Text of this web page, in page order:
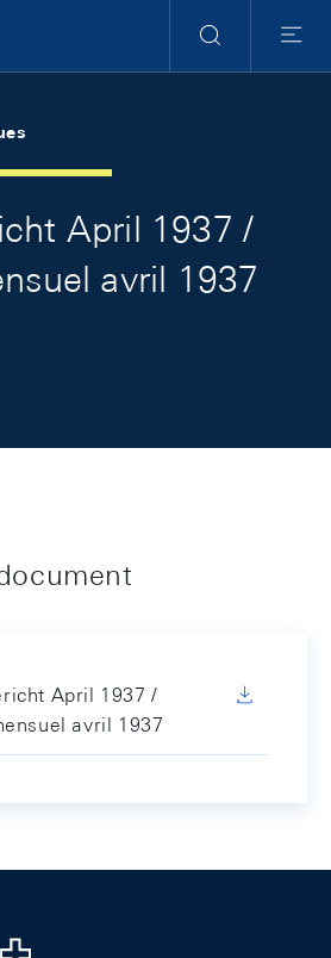
RechercheMenu
April 1937 /
avril 1937
April 1937 /
avril 1937